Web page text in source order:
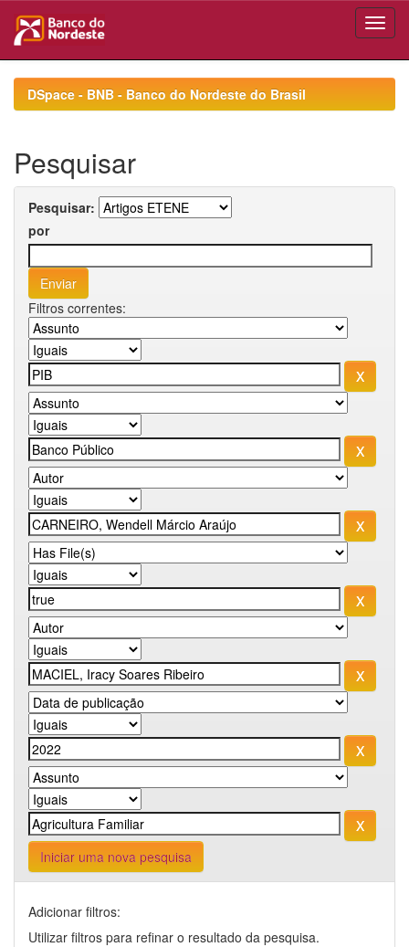
navigationDSpace - BNB - Banco do Nordeste do Brasil
Pesquisar
Pesquisar:
por
Filtros correntes:
Iniciar uma nova pesquisa
Adicionar filtros:
Utilizar filtros para refinar o resultado da pesquisa.